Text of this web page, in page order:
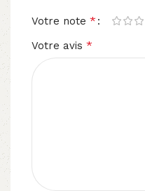
Votre note *
Votre avis *